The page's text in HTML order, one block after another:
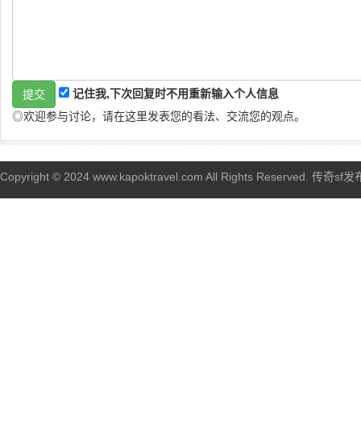
记住我,下次回复时不用重新输入个人信息
◎欢迎参与讨论，请在这里发表您的看法、交流您的观点。
Copyright © 2024 www.kapoktravel.com All Rights Reserved. 传奇sf发